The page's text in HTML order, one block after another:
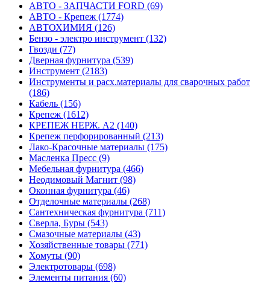
АВТО - ЗАПЧАСТИ FORD (69)
АВТО - Крепеж (1774)
АВТОХИМИЯ (126)
Бензо - электро инструмент (132)
Гвозди (77)
Дверная фурнитура (539)
Инструмент (2183)
Инструменты и расх.материалы для сварочных работ
(186)
Кабель (156)
Крепеж (1612)
КРЕПЕЖ НЕРЖ. А2 (140)
Крепеж перфорированный (213)
Лако-Красочные материалы (175)
Масленка Пресс (9)
Мебельная фурнитура (466)
Неодимовый Магнит (98)
Оконная фурнитура (46)
Отделочные материалы (268)
Сантехническая фурнитура (711)
Сверла, Буры (543)
Смазочные материалы (43)
Хозяйственные товары (771)
Хомуты (90)
Электротовары (698)
Элементы питания (60)